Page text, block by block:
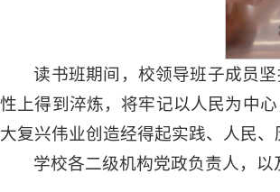
读书班期间，校领导班子成员
性上得到淬炼，将牢记以人民为中
大复兴伟业创造经得起实践、人民、
学校各二级机构党政负责人，以